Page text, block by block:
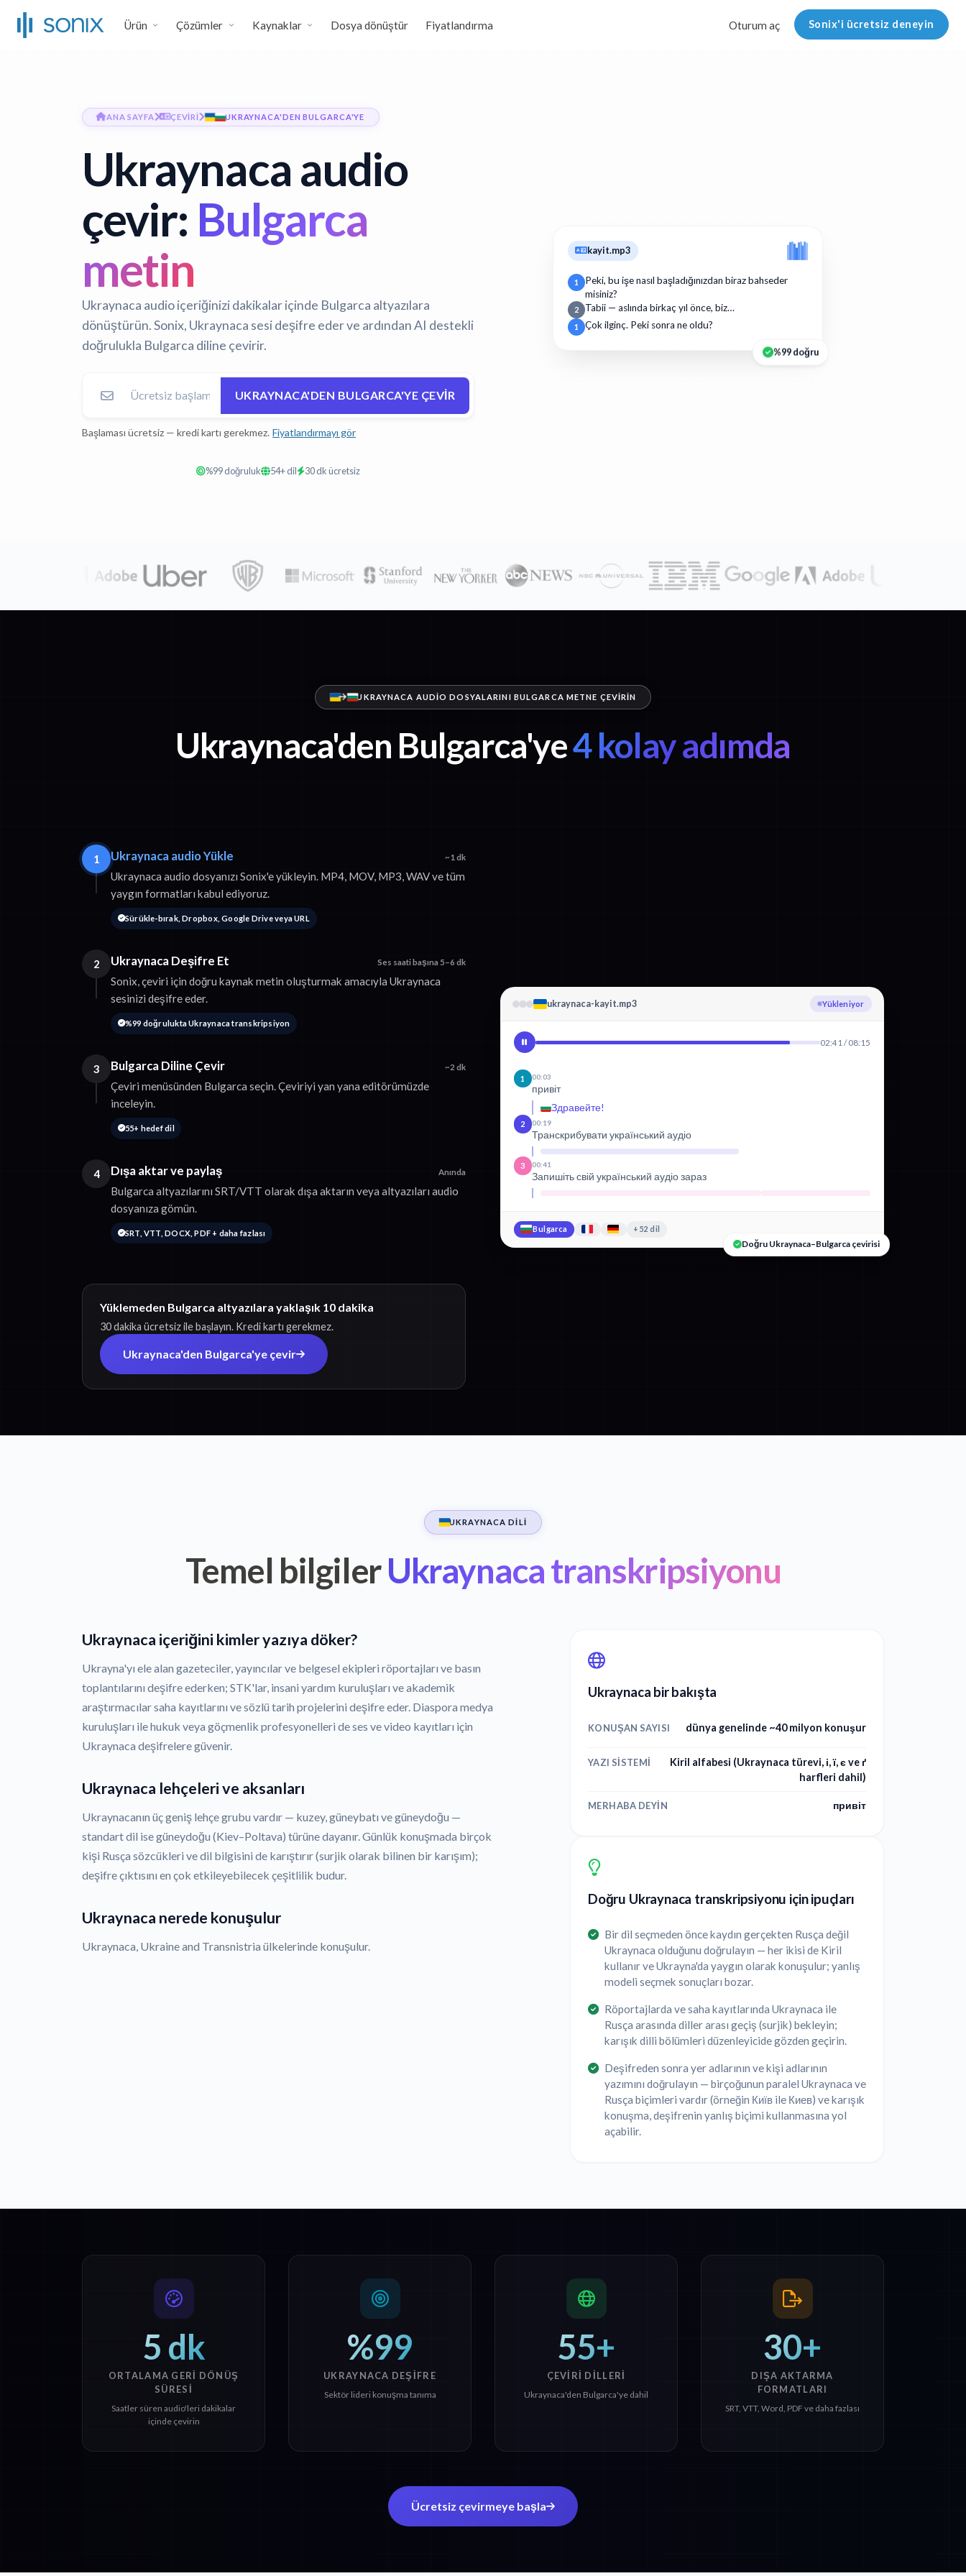
Ürün Çözümler Kaynaklar Dosya dönüştür Fiyatlandırma Oturum aç Sonix'i ücretsiz deneyin
ANA SAYFA ÇEVIRI UKRAYNACA'DEN BULGARCA'YE
Ukraynaca audio
çevir: Bulgarca
metin
Ukraynaca audio içeriğinizi dakikalar içinde Bulgarca altyazılara
dönüştürün. Sonix, Ukraynaca sesi deşifre eder ve ardından AI destekli
doğrulukla Bulgarca diline çevirir.
UKRAYNACA'DEN BULGARCA'YE ÇEVIR
Başlaması ücretsiz — kredi kartı gerekmez. Fiyatlandırmayı gör
%99 doğruluk 54+ dil 30 dk ücretsiz
kayit.mp3
1
Peki, bu işe nasıl başladığınızdan biraz bahseder
misiniz?
2 Tabii — aslında birkaç yıl önce, biz…
1 Çok ilginç. Peki sonra ne oldu?
%99 doğru
UKRAYNACA AUDIO DOSYALARINI BULGARCA METNE ÇEVIRIN
Ukraynaca'den Bulgarca'ye4 kolay adımda
1 Ukraynaca audio Yükle ~1 dk
Ukraynaca audio dosyanızı Sonix'e yükleyin. MP4, MOV, MP3, WAV ve tüm
yaygın formatları kabul ediyoruz.
Sürükle-bırak, Dropbox, Google Drive veya URL
2 Ukraynaca Deşifre Et Ses saati başına 5–6 dk
Sonix, çeviri için doğru kaynak metin oluşturmak amacıyla Ukraynaca
sesinizi deşifre eder.
%99 doğrulukta Ukraynaca transkripsiyon
3 Bulgarca Diline Çevir ~2 dk
Çeviri menüsünden Bulgarca seçin. Çeviriyi yan yana editörümüzde
inceleyin.
55+ hedef dil
4 Dışa aktar ve paylaş Anında
Bulgarca altyazılarını SRT/VTT olarak dışa aktarın veya altyazıları audio
dosyanıza gömün.
SRT, VTT, DOCX, PDF + daha fazlası
Yüklemeden Bulgarca altyazılara yaklaşık 10 dakika
30 dakika ücretsiz ile başlayın. Kredi kartı gerekmez.
Ukraynaca'den Bulgarca'ye çevir
ukraynaca-kayit.mp3 Ukraynaca yazıya dökülüyor
02:41 / 08:15
1 00:03
привіт
Здравейте!
2 00:19
Транскрибувати український аудіо
3 00:41
Запишіть свій український аудіо зараз
Bulgarca +52 dil
Doğru Ukraynaca–Bulgarca çevirisi
UKRAYNACA DILI
Temel bilgilerUkraynaca transkripsiyonu
Ukraynaca içeriğini kimler yazıya döker?
Ukrayna'yı ele alan gazeteciler, yayıncılar ve belgesel ekipleri röportajları ve basın
toplantılarını deşifre ederken; STK'lar, insani yardım kuruluşları ve akademik
araştırmacılar saha kayıtlarını ve sözlü tarih projelerini deşifre eder. Diaspora medya
kuruluşları ile hukuk veya göçmenlik profesyonelleri de ses ve video kayıtları için
Ukraynaca deşifrelere güvenir.
Ukraynaca lehçeleri ve aksanları
Ukraynacanın üç geniş lehçe grubu vardır — kuzey, güneybatı ve güneydoğu —
standart dil ise güneydoğu (Kiev–Poltava) türüne dayanır. Günlük konuşmada birçok
kişi Rusça sözcükleri ve dil bilgisini de karıştırır (surjik olarak bilinen bir karışım);
deşifre çıktısını en çok etkileyebilecek çeşitlilik budur.
Ukraynaca nerede konuşulur
Ukraynaca, Ukraine and Transnistria ülkelerinde konuşulur.
Ukraynaca bir bakışta
KONUŞAN SAYISI dünya genelinde ~40 milyon konuşur
YAZI SISTEMI
Kiril alfabesi (Ukraynaca türevi, і, ї, є ve ґ
harfleri dahil)
MERHABA DEYIN привіт
Doğru Ukraynaca transkripsiyonu için ipuçları
Bir dil seçmeden önce kaydın gerçekten Rusça değil
Ukraynaca olduğunu doğrulayın — her ikisi de Kiril
kullanır ve Ukrayna'da yaygın olarak konuşulur; yanlış
modeli seçmek sonuçları bozar.
Röportajlarda ve saha kayıtlarında Ukraynaca ile
Rusça arasında diller arası geçiş (surjik) bekleyin;
karışık dilli bölümleri düzenleyicide gözden geçirin.
Deşifreden sonra yer adlarının ve kişi adlarının
yazımını doğrulayın — birçoğunun paralel Ukraynaca ve
Rusça biçimleri vardır (örneğin Київ ile Киев) ve karışık
konuşma, deşifrenin yanlış biçimi kullanmasına yol
açabilir.
5 dk
ORTALAMA GERI DÖNÜŞ
SÜRESI
Saatler süren audio'leri dakikalar
içinde çevirin
%99
UKRAYNACA DEŞIFRE
Sektör lideri konuşma tanıma
55+
ÇEVIRI DILLERI
Ukraynaca'den Bulgarca'ye dahil
30+
DIŞA AKTARMA
FORMATLARI
SRT, VTT, Word, PDF ve daha fazlası
Ücretsiz çevirmeye başla